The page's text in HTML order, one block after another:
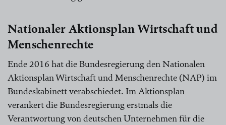
Nationaler Aktionsplan Wirtschaft und
Menschenrechte
Ende 2016 hat die Bundesregierung den Nationalen
Aktionsplan Wirtschaft und Menschenrechte (NAP) im
Bundeskabinett verabschiedet. Im Aktionsplan
verankert die Bundesregierung erstmals die
Verantwortung von deutschen Unternehmen für die